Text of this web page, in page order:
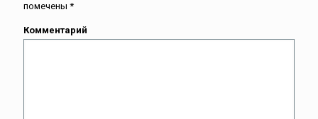
помечены *
Комментарий